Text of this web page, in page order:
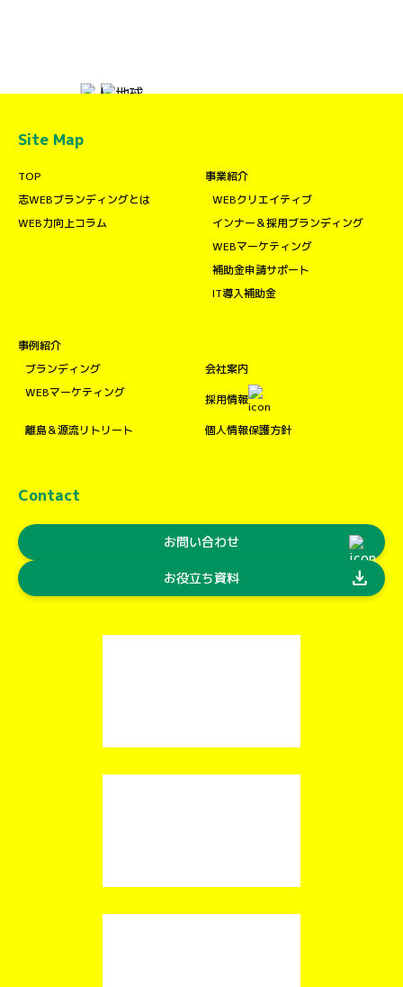
Site Map
TOP
志WEBブランディングとは
WEB力向上コラム
事業紹介
WEBクリエイティブ
インナー＆採用ブランディング
WEBマーケティング
補助金申請サポート
IT導入補助金
事例紹介
ブランディング
WEBマーケティング
離島＆源流リトリート
会社案内
採用情報
個人情報保護方針
Contact
お問い合わせ
お役立ち資料 download